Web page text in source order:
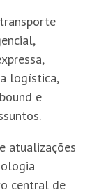
logística,
e
atualizações
central de